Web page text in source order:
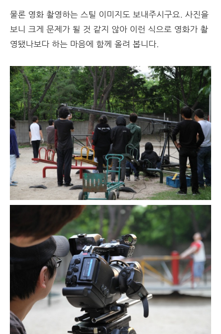
물론 영화 촬영하는 스틸 이미지도 보내주시구요. 사진을
보니 크게 문제가 될 것 같지 않아 이런 식으로 영화가 촬
영됐나보다 하는 마음에 함께 올려 봅니다.